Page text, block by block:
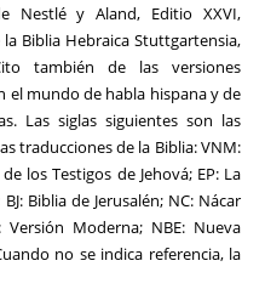
Nestlé y Aland, Editio XXVI,
Biblia Hebraica Stuttgartensia,
también de las versiones
el mundo de habla hispana y de
Las siglas siguientes son las
traducciones de la Biblia: VNM:
los Testigos de Jehová; EP: La
Biblia de Jerusalén; NC: Nácar
Versión Moderna; NBE: Nueva
no se indica referencia, la